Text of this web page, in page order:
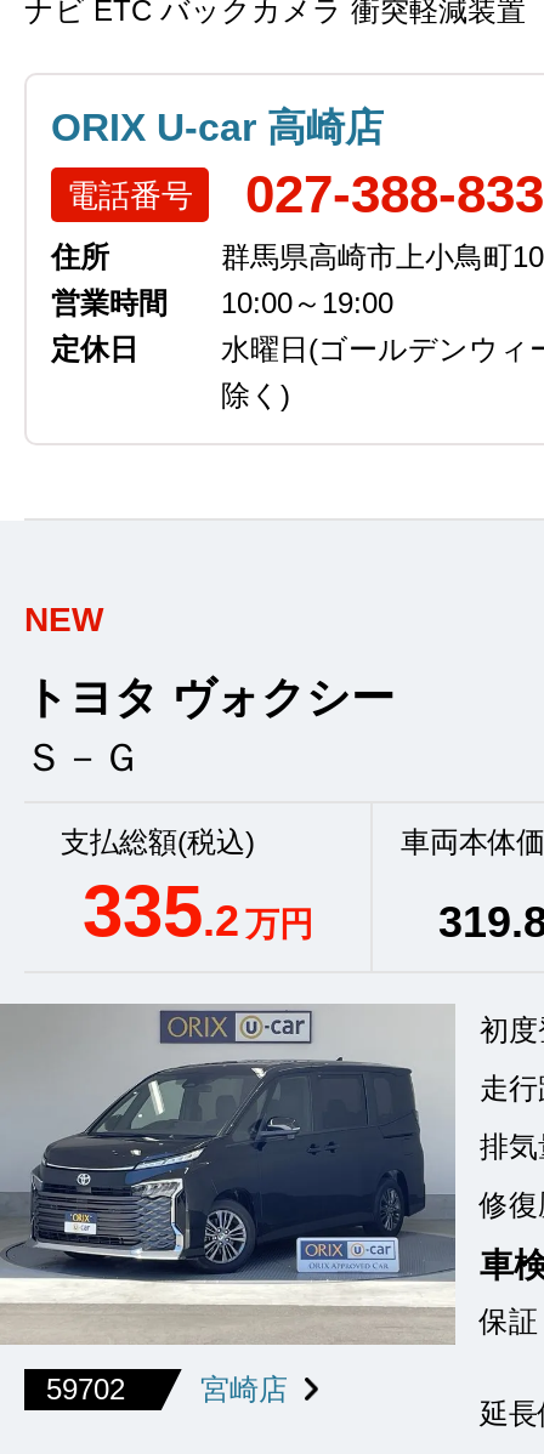
ナビ ETC バックカメラ 衝突軽減装置
ORIX U-car 高崎店
電話番号 027-388-
住所
群馬県高崎市上小鳥町
営業時間
10:00～19:00
定休日
水曜日 (ゴールデンウィ
除く)
NEW
トヨタ ヴォクシー
Ｓ－Ｇ
支払総額(税込)
335.2万円
車両本体
319
59702 宮崎店
初
走
排気
修復
車
保証
延